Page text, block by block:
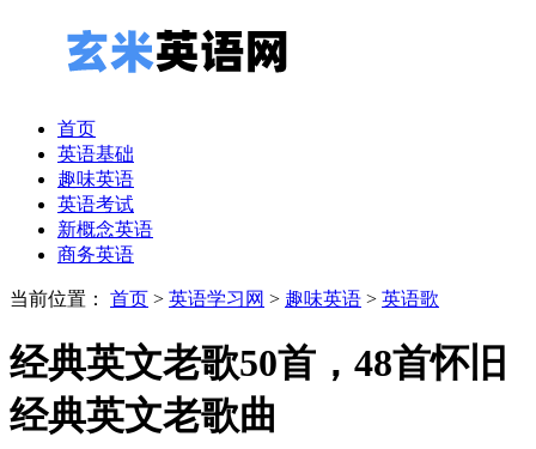
首页
英语基础
趣味英语
英语考试
新概念英语
商务英语
当前位置： 首页 > 英语学习网 > 趣味英语 > 英语歌
经典英文老歌50首，48首怀旧
经典英文老歌曲